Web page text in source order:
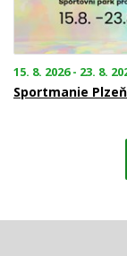
15. 8. 2026 - 23. 8.
Sportmanie Plzeň